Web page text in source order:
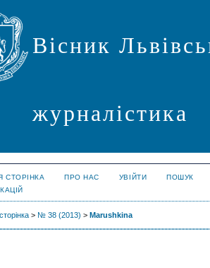
Вісник
журналістика
СТОРІНКА ПРО НАС УВІЙТИ
ПОШУК
> № 38 (2013) > Marushkina